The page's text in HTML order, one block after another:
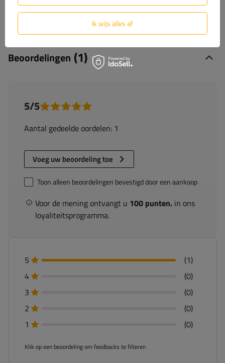
Beoordelingen (1)
5/5
Aantal gedeelde oordelen: 1
Voeg uw beoordeling toe
Voor de mening ontvangt u 100 punten. in ons
loyaliteitsprogramma.
Toon alleen beoordelingen bevestigd door een aankoop
5
(1)
4
(0)
3
(0)
2
(0)
1
(0)
Klik op een beoordeling om feedbacks te filteren
Ik wijs alles af